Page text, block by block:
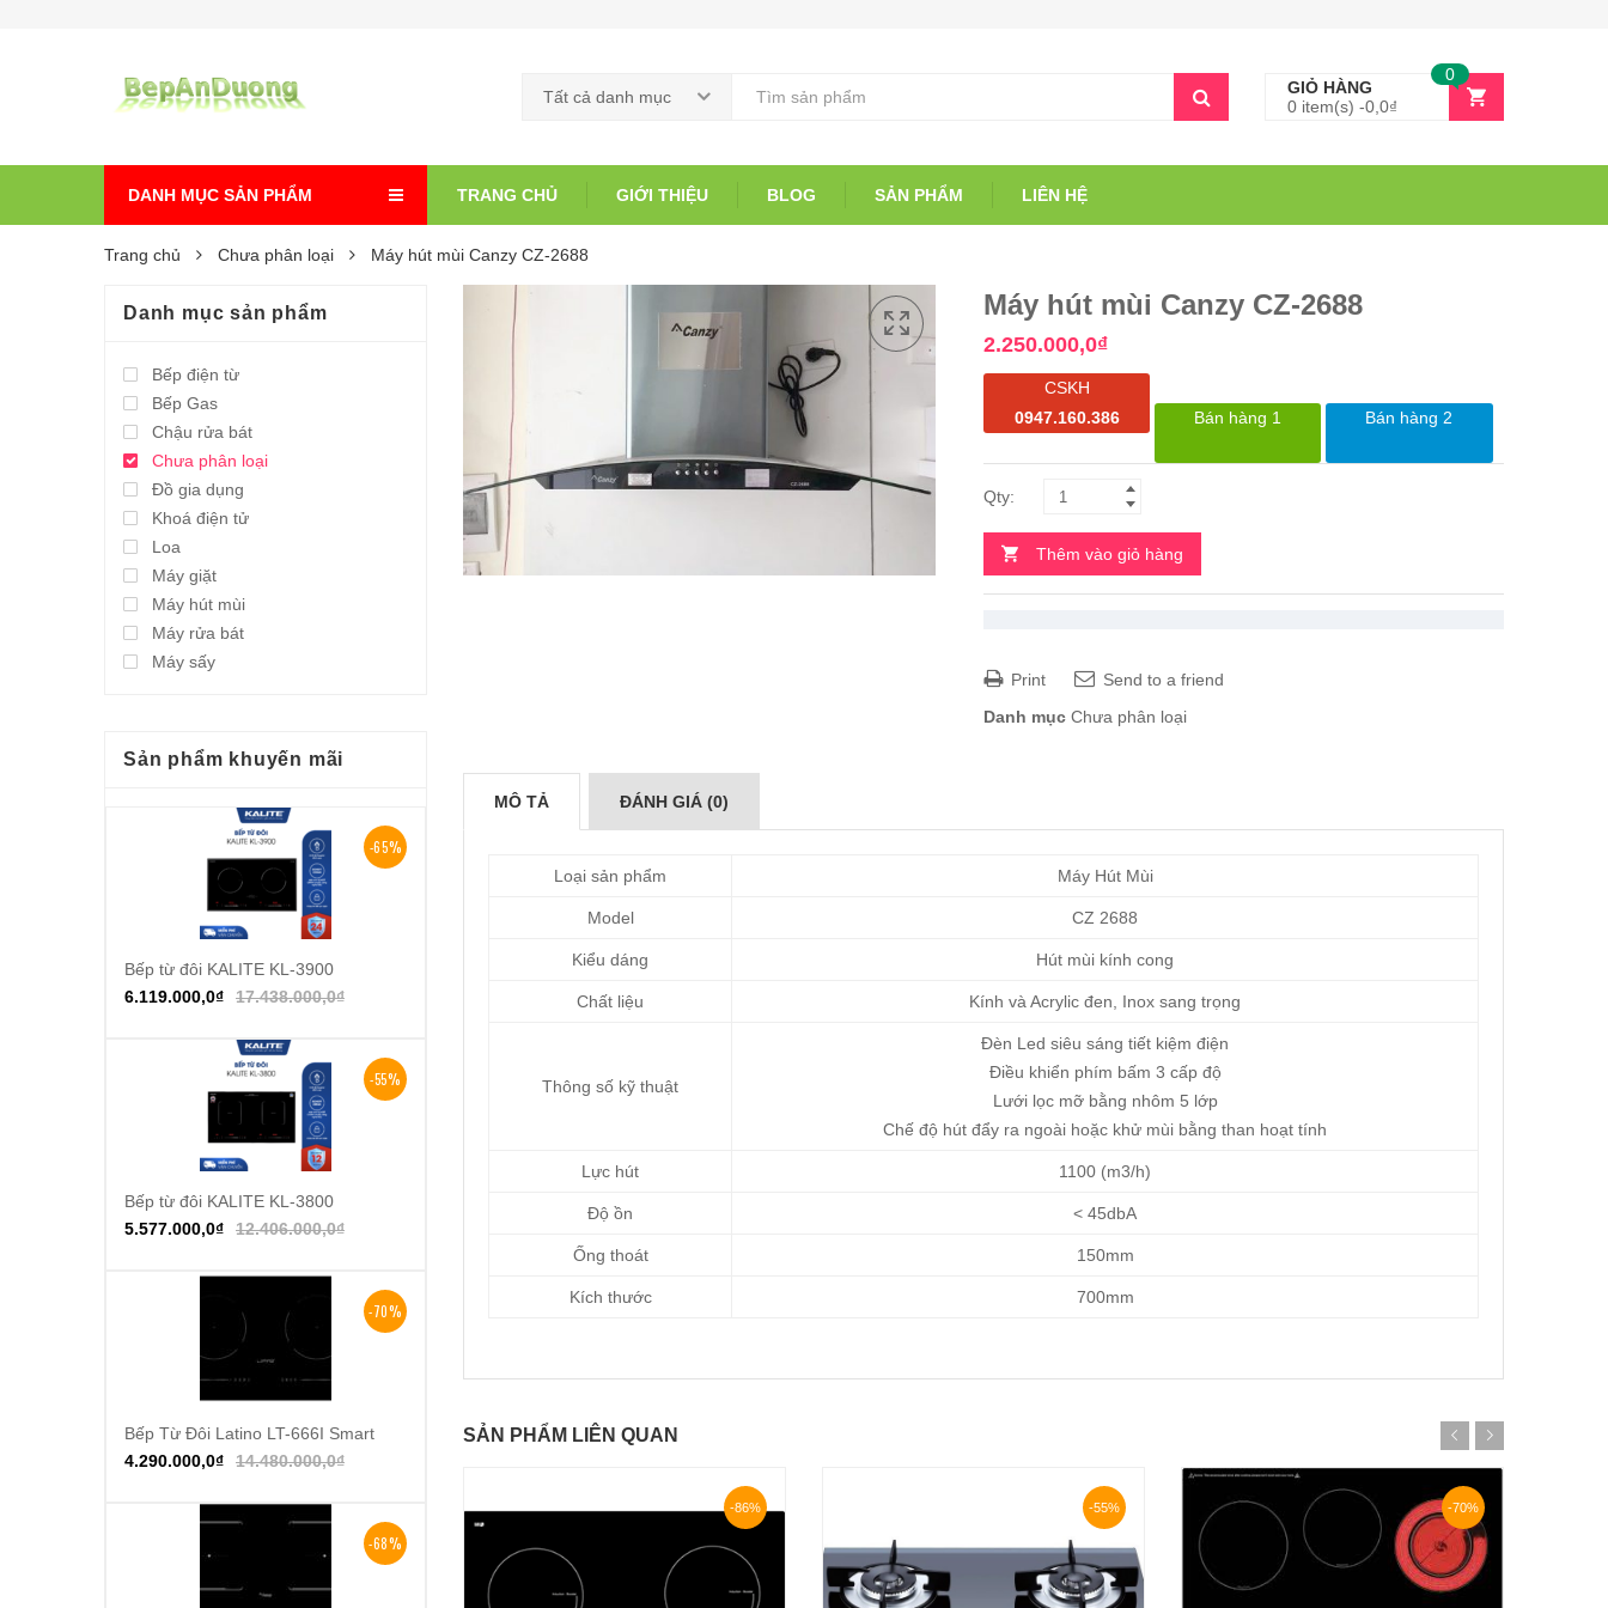
Tất cả danh mục
GIỎ HÀNG
0 item(s) -0,0₫
0
DANH MỤC SẢN PHẨM TRANG CHỦ GIỚI THIỆU BLOG SẢN PHẨM LIÊN HỆ
Trang chủ Chưa phân loại Máy hút mùi Canzy CZ-2688
Máy hút mùi Canzy CZ-2688
2.250.000,0₫
CSKH
0947.160.386
Bán hàng 1 Bán hàng 2
Thêm vào giỏ hàng
Print
Send to a friend
Danh mục Chưa phân loại
MÔ TẢ ĐÁNH GIÁ (0)
Loại sản phẩm Máy Hút Mùi
Model CZ 2688
Kiểu dáng Hút mùi kính cong
Chất liệu Kính và Acrylic đen, Inox sang trọng
Thông số kỹ thuật
Đèn Led siêu sáng tiết kiệm điện
Điều khiển phím bấm 3 cấp độ
Lưới lọc mỡ bằng nhôm 5 lớp
Chế độ hút đẩy ra ngoài hoặc khử mùi bằng than hoạt tính
Lực hút 1100 (m3/h)
Độ ồn < 45dbA
Ống thoát 150mm
Kích thước 700mm
SẢN PHẨM LIÊN QUAN
-86% -55% -70%
Danh mục sản phẩm
Bếp điện từ
Bếp Gas
Chậu rửa bát
Chưa phân loại
Đồ gia dụng
Khoá điện tử
Loa
Máy giặt
Máy hút mùi
Máy rửa bát
Máy sấy
Sản phẩm khuyến mãi
-65%
Thêm vào giỏ hàng
Bếp từ đôi KALITE KL-3900
17.438.000,0₫
6.119.000,0₫
-55%
Thêm vào giỏ hàng
Bếp từ đôi KALITE KL-3800
12.406.000,0₫
5.577.000,0₫
-70%
Thêm vào giỏ hàng
Bếp Từ Đôi Latino LT-666I Smart
14.480.000,0₫
4.290.000,0₫
-68%